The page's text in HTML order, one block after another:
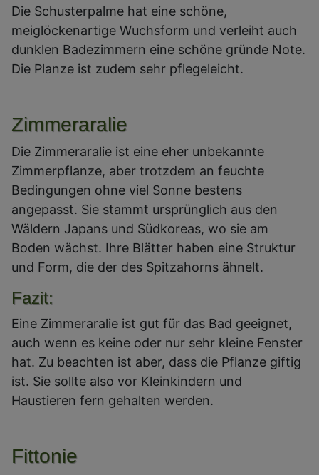
Die Schusterpalme hat eine schöne,
meiglöckenartige Wuchsform und verleiht auch
dunklen Badezimmern eine schöne gründe Note.
Die Planze ist zudem sehr pflegeleicht.
Zimmeraralie
Die Zimmeraralie ist eine eher unbekannte
Zimmerpflanze, aber trotzdem an feuchte
Bedingungen ohne viel Sonne bestens
angepasst. Sie stammt ursprünglich aus den
Wäldern Japans und Südkoreas, wo sie am
Boden wächst. Ihre Blätter haben eine Struktur
und Form, die der des Spitzahorns ähnelt.
Fazit:
Eine Zimmeraralie ist gut für das Bad geeignet,
auch wenn es keine oder nur sehr kleine Fenster
hat. Zu beachten ist aber, dass die Pflanze giftig
ist. Sie sollte also vor Kleinkindern und
Haustieren fern gehalten werden.
Fittonie